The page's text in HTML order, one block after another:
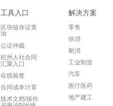
工具入口
区块链存证查
询
公证仲裁
杭州人社合同
汇聚入口
在线验签
合同成本计算
技术文档/操作
解决方案
零售
快消
耐消
工业制造
汽车
医疗医药
地产建工